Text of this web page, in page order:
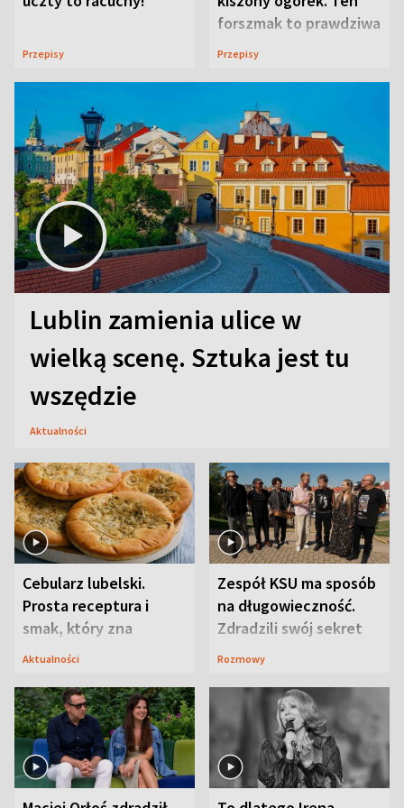
Przepisy
forszmak to prawdziwa
uczta
Przepisy
Lublin zamienia ulice w
wielką scenę. Sztuka jest tu
wszędzie
Aktualności
Cebularz lubelski.
Prosta receptura i
smak, który zna
Lubelszczyzna
Aktualności
Zespół KSU ma sposób
na długowieczność.
Zdradzili swój sekret
Rozmowy